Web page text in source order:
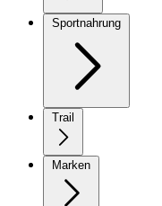
Sportnahrung
Trail
Marken